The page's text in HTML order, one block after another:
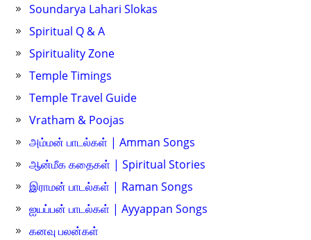
Soundarya Lahari Slokas
Spiritual Q & A
Spirituality Zone
Temple Timings
Temple Travel Guide
Vratham & Poojas
அம்மன் பாடல்கள் | Amman Songs
ஆன்மீக கதைகள் | Spiritual Stories
இராமன் பாடல்கள் | Raman Songs
ஐயப்பன் பாடல்கள் | Ayyappan Songs
கனவு பலன்கள்